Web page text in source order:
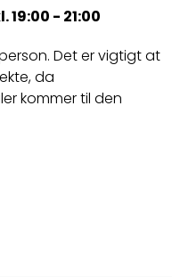
19:00 - 21:00
Det er vigtigt at
da
kommer til den